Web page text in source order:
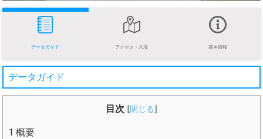
データガイド アクセス・入場 基本情報
データガイド
目次 [閉じる]
1 概要